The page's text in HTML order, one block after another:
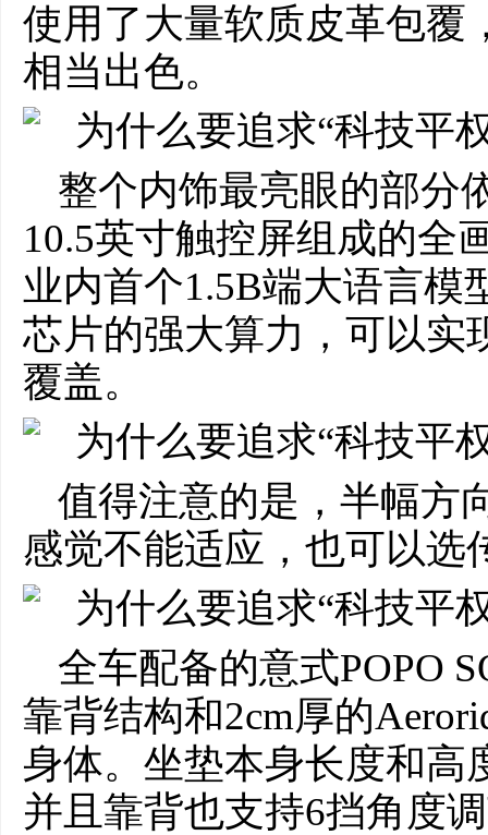
使用了大量软质皮革包覆
相当出色。
整个内饰最亮眼的部分
10.5英寸触控屏组成的全
业内首个1.5B端大语言模
芯片的强大算力，可以实
覆盖。
值得注意的是，半幅方
感觉不能适应，也可以选
全车配备的意式POPO
靠背结构和2cm厚的
身体。坐垫本身长度和高
并且靠背也支持6挡角度